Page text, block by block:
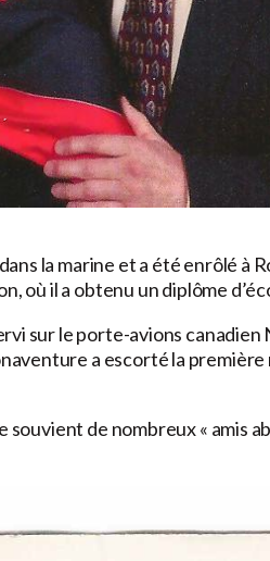
la marine et a été enrôlé à
où il a obtenu un diplôme
sur le porte-avions
a escorté la première
de nombreux « amis